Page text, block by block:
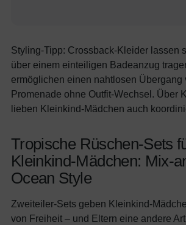
Styling-Tipp: Crossback-Kleider lassen
über einem einteiligen Badeanzug
ermöglichen einen nahtlosen Übergang
Promenade ohne Outfit-Wechsel. Über
lieben Kleinkind-Mädchen auch
Tropische Rüschen-Sets
Kleinkind-Mädchen: Mix-
Ocean Style
Zweiteiler-Sets geben Kleinkind-
von Freiheit – und Eltern eine andere